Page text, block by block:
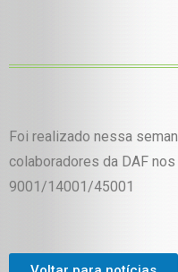
Foi realizado nessa
colaboradores da DAF
9001/14001/45001